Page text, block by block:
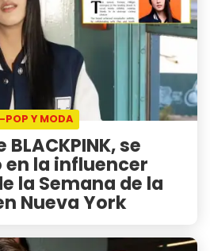
POP Y MODA
se
la influencer
la Semana de la
Nueva York